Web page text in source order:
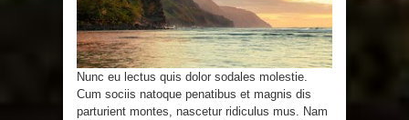
Nunc eu lectus quis dolor sodales molestie.
Cum sociis natoque penatibus et magnis dis
parturient montes, nascetur ridiculus mus. Nam